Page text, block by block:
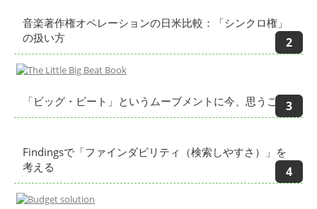
音楽著作権オペレーションの日米比較：「シンクロ権」
の扱い方
「ビッグ・ビート」というムーブメントに今、思うこと
Findingsで「ファインダビリティ（検索しやすさ）」を
考える